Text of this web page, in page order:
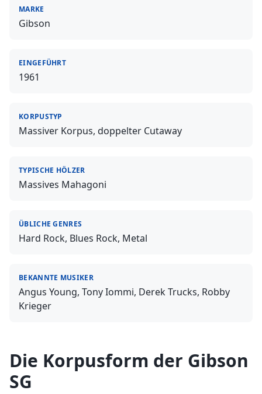
MARKE
Gibson
EINGEFÜHRT
1961
KORPUSTYP
Massiver Korpus, doppelter Cutaway
TYPISCHE HÖLZER
Massives Mahagoni
ÜBLICHE GENRES
Hard Rock, Blues Rock, Metal
BEKANNTE MUSIKER
Angus Young, Tony Iommi, Derek Trucks, Robby
Krieger
Die Korpusform der Gibson
SG